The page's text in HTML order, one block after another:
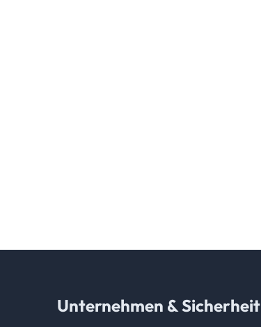
Unternehmen & Sicherheit